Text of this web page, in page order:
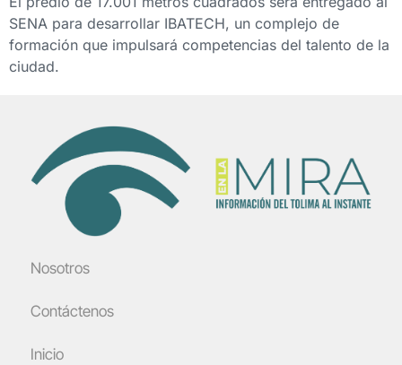
SENA para desarrollar IBATECH, un complejo de
formación que impulsará competencias del talento de la
ciudad.
Nosotros
Contáctenos
Inicio